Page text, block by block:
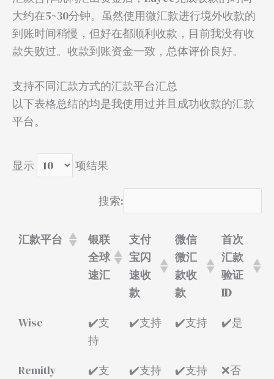
大约在5~30分钟。虽然使用微汇款进行境外收款的
到账时间稍慢，但好在都顺利收款，目前我没有收
款失败过。收款到账资金一致，总体评价良好。
支持不同汇款方式的汇款平台汇总
以下表格总结的均是我使用过并且成功收款的汇款
平台。
显示 项结果
搜索:
汇款平台
银联
全球
速汇
支付
宝闪
速收
款
微信
微汇
款收
款
首次
汇款
验证
ID
Wise
✔️支
持
✔️支持 ✔️支持 ✔️是
Remitly ✔️支 ✔️支持 ✔️支持 ❌否